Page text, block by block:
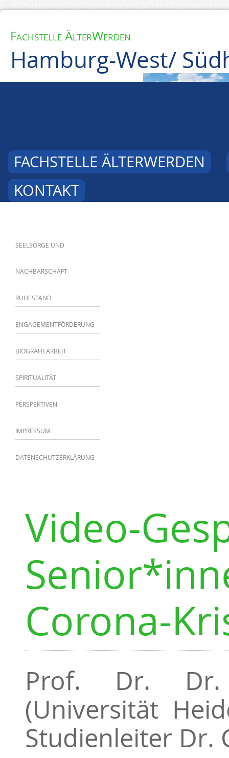
Fachstelle ÄlterWerden
Hamburg-West/
FACHSTELLE ÄLTERWERDEN
KONTAKT
SEELSORGE UND
NACHBARSCHAFT
RUHESTAND
ENGAGEMENTFÖRDERUNG
BIOGRAFIEARBEIT
SPIRITUALITÄT
PERSPEKTIVEN
IMPRESSUM
DATENSCHUTZERKLÄRUNG
Video-
Corona-
Prof. Dr. Dr.
(Universität
Studienleiter Dr.